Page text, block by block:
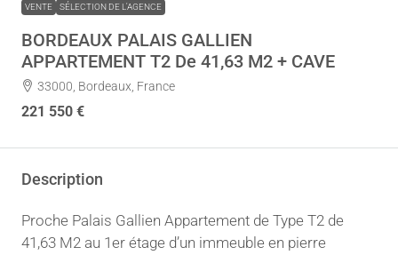
VENTE SÉLECTION DE L'AGENCE
BORDEAUX PALAIS GALLIEN
APPARTEMENT T2 De 41,63 M2 + CAVE
33000, Bordeaux, France
221 550 €
Description
Proche Palais Gallien Appartement de Type T2 de
41,63 M2 au 1er étage d’un immeuble en pierre